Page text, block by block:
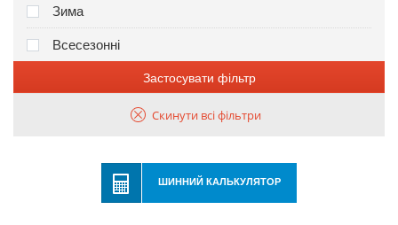
Зима
Всесезонні
Застосувати фільтр
Скинути всі фільтри
ШИННИЙ КАЛЬКУЛЯТОР